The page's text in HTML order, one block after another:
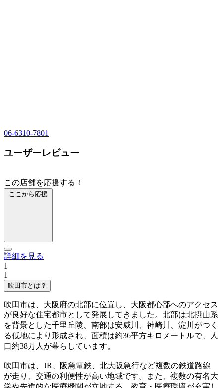
06-6310-7801
ユーザーレビュー
この店舗を応援する！
ここから応援
詳細を見る
1
1
吹田市とは？
吹田市は、大阪府の北部に位置し、大阪都心部へのアクセス
が良好な住宅都市として発展してきました。北部は北摂山系
を背景とした千里丘陵、南部は安威川、神崎川、淀川がつく
る低地により形成され、面積は約36平方キロメートルで、人
口約38万人が暮らしています。
吹田市は、JR、阪急電鉄、北大阪急行など複数の鉄道路線
が走り、交通の利便性が高い地域です。また、複数の有名大